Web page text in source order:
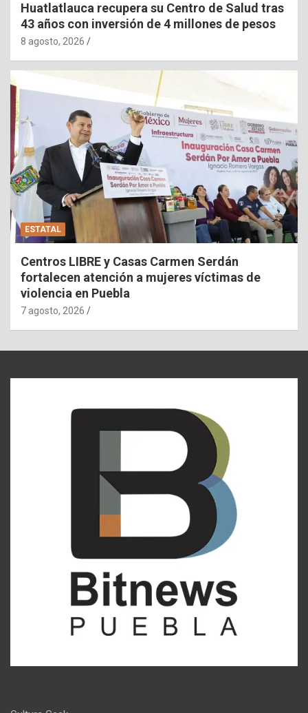
Huatlatlauca recupera su Centro de Salud tras
43 años con inversión de 4 millones de pesos
8 agosto, 2026
ESTATAL
Centros LIBRE y Casas Carmen Serdán
fortalecen atención a mujeres víctimas de
violencia en Puebla
7 agosto, 2026